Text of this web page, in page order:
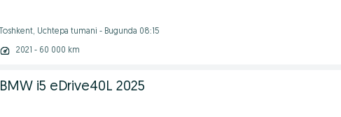
Toshkent, Uchtepa tumani - Bugunda 08:15
2021 - 60 000 km
BMW i5 eDrive40L 2025